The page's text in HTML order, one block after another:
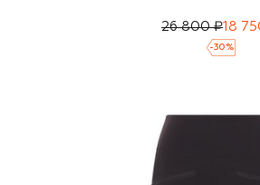
26 800 ₽18
-30 %